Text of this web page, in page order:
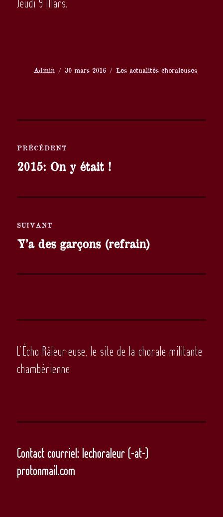
Jeudi 9 Mars.
Auteur
Admin
Publié
30 mars 2016 Catégories
Les actualités choraleuses
de
PRÉCÉDENT
Publication
2015: On y était !
SUIVANT
Publication
Y’a des garçons (refrain)
L’Écho Râleur·euse, le site de la chorale militante
chambérienne
Contact courriel: lechoraleur (-at-)
protonmail.com